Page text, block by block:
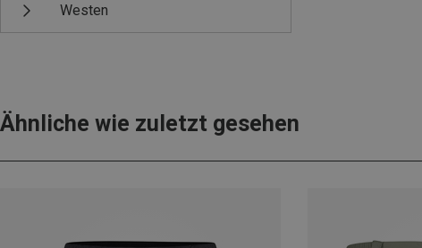
Westen
Ähnliche wie zuletzt gesehen